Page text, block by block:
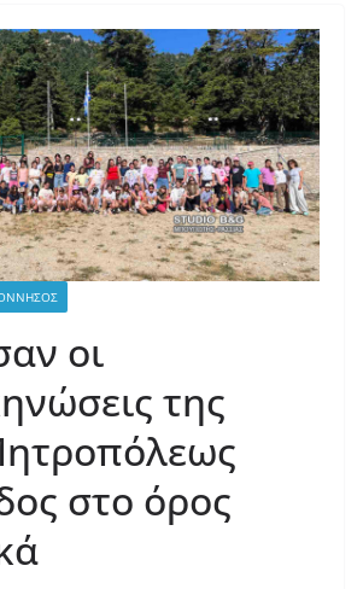
οι
της
στο όρος